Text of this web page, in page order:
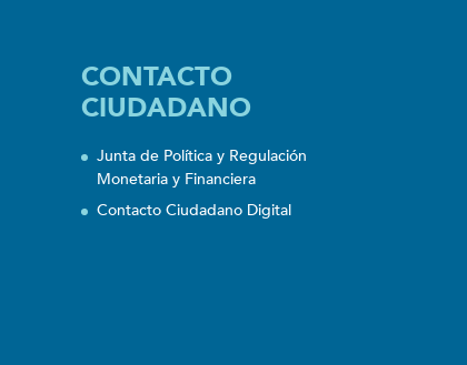
CONTACTO
CIUDADANO
Junta de Política y Regulación
Monetaria y Financiera
Contacto Ciudadano Digital